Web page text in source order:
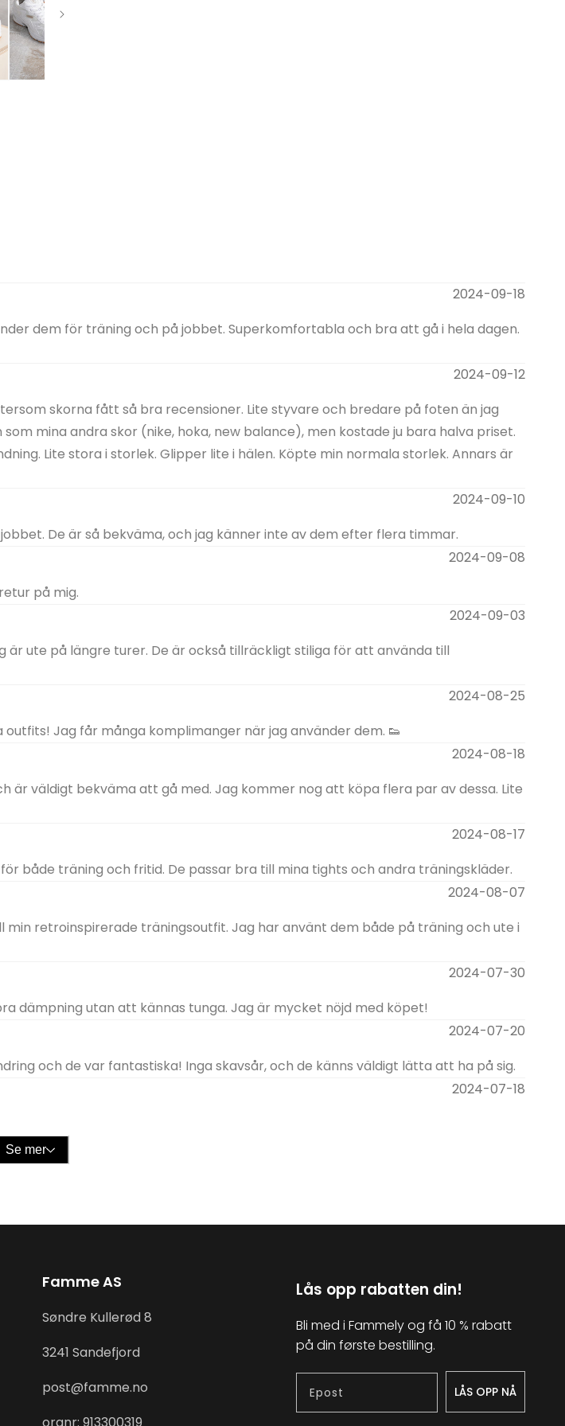
Se mer
2024-09-18
dem för träning och på jobbet. Superkomfortabla och bra att gå i hela dagen.
2024-09-12
skorna fått så bra recensioner. Lite styvare och bredare på foten än jag
mina andra skor (nike, hoka, new balance), men kostade ju bara halva priset.
Lite stora i storlek. Glipper lite i hälen. Köpte min normala storlek. Annars är
2024-09-10
De är så bekväma, och jag känner inte av dem efter flera timmar.
2024-09-08
på mig.
2024-09-03
är ute på längre turer. De är också tillräckligt stiliga för att använda till
2024-08-25
Jag får många komplimanger när jag använder dem. 👟
2024-08-18
är väldigt bekväma att gå med. Jag kommer nog att köpa flera par av dessa. Lite
2024-08-17
både träning och fritid. De passar bra till mina tights och andra träningskläder.
2024-08-07
retroinspirerade träningsoutfit. Jag har använt dem både på träning och ute i
2024-07-30
dämpning utan att kännas tunga. Jag är mycket nöjd med köpet!
2024-07-20
och de var fantastiska! Inga skavsår, och de känns väldigt lätta att ha på sig.
2024-07-18
Famme AS
Søndre Kullerød 8
3241 Sandefjord
post@famme.no
Lås opp rabatten din!
Bli med i Fammely og få 10 % rabatt
på din første bestilling.
LÅS OPP NÅ